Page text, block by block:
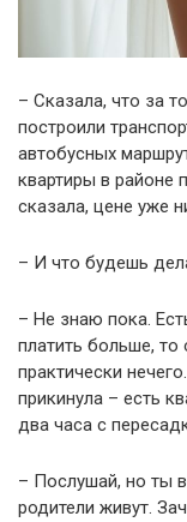
– Сказала, что за
построили
автобусных
квартиры в районе
сказала, цене уже
– И что будешь
– Не знаю пока.
платить больше,
практически
прикинула – есть
два часа с
– Послушай, но ты
родители живут.